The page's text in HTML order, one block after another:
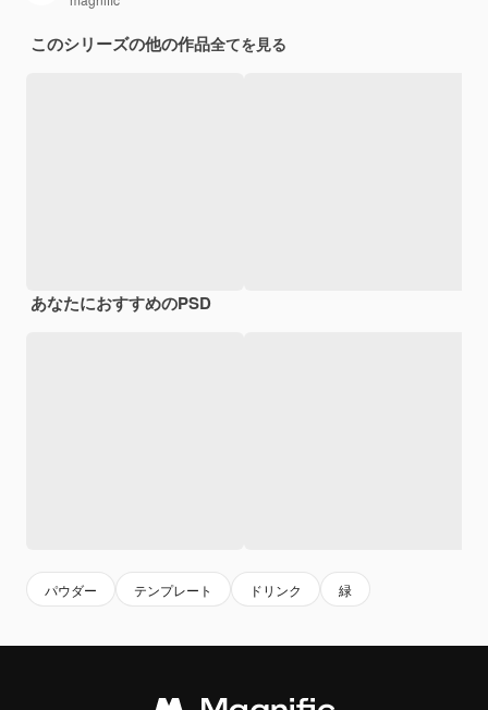
このシリーズの他の作品全てを見る
あなたにおすすめのPSD
パウダー テンプレート ドリンク 緑